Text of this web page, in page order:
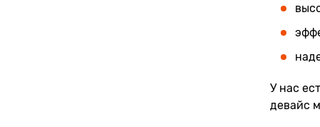
У нас
девайс